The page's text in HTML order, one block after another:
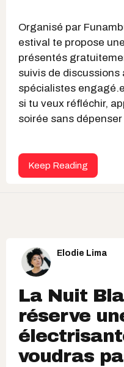
Organisé par
estival te propose
présentés
suivis de
spécialistes
si tu veux réfléchir,
soirée sans dépenser
Keep Reading
Elodie Lima
La Nuit
réserve
voudras